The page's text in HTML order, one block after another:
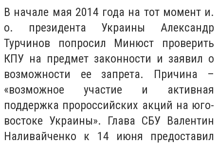
В начале мая 2014 года на тот момент и.
о. президента Украины Александр
Турчинов попросил Минюст проверить
КПУ на предмет законности и заявил о
возможности ее запрета. Причина –
«возможное участие и активная
поддержка пророссийских акций на юго-
востоке Украины». Глава СБУ Валентин
Наливайченко к 14 июня предоставил